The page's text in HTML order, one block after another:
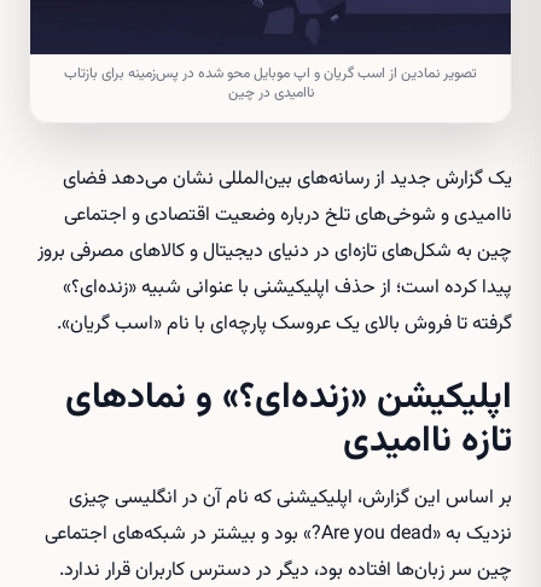
تصویر نمادین از اسب گریان و اپ موبایل محو شده در پس‌زمینه برای بازتاب
ناامیدی در چین
یک گزارش جدید از رسانه‌های بین‌المللی نشان می‌دهد فضای
ناامیدی و شوخی‌های تلخ درباره وضعیت اقتصادی و اجتماعی
چین به شکل‌های تازه‌ای در دنیای دیجیتال و کالاهای مصرفی بروز
پیدا کرده است؛ از حذف اپلیکیشنی با عنوانی شبیه «زنده‌ای؟»
گرفته تا فروش بالای یک عروسک پارچه‌ای با نام «اسب گریان».
اپلیکیشن «زنده‌ای؟» و نمادهای
تازه ناامیدی
بر اساس این گزارش، اپلیکیشنی که نام آن در انگلیسی چیزی
نزدیک به «Are you dead?» بود و بیشتر در شبکه‌های اجتماعی
چین سر زبان‌ها افتاده بود، دیگر در دسترس کاربران قرار ندارد.